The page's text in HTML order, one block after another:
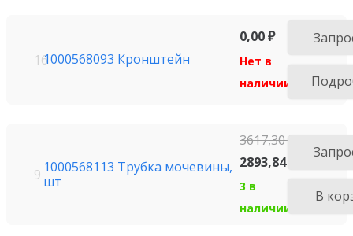
161000568093 Кронштейн
0,00₽
Нет в
наличии
9 1000568113 Трубка мочевины,
шт
3617,30₽
2893,84
3 в
наличии
В